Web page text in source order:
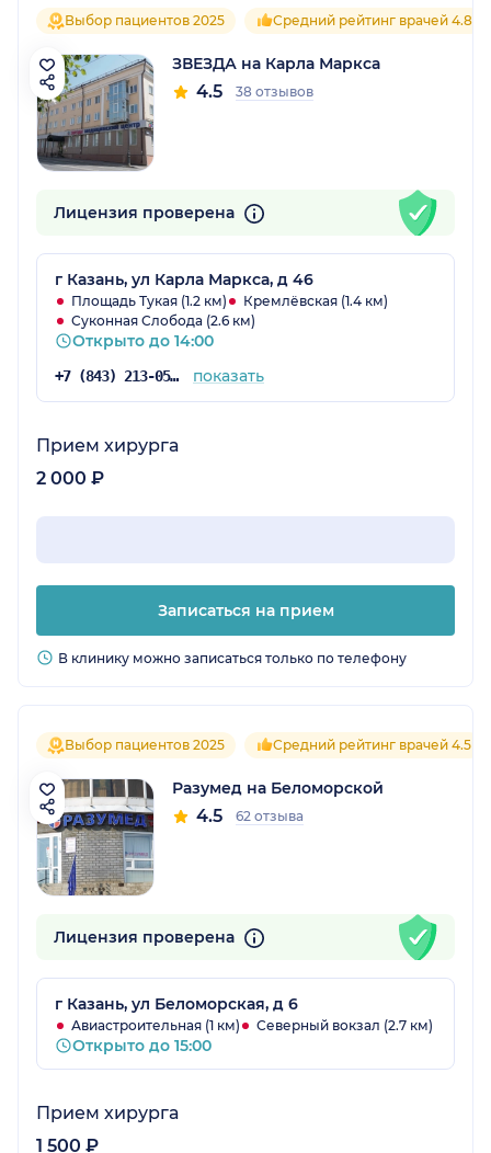
Выбор пациентов 2025 Средний рейтинг врачей 4.8
ЗВЕЗДА на Карла Маркса
4.5 38 отзывов
Лицензия проверена
г Казань, ул Карла Маркса, д 46
Площадь Тукая (1.2 км)
Кремлёвская (1.4 км)
Суконная Слобода (2.6 км)
Открыто до 14:00
+7 (843) 213-05-65 показать
Прием хирурга
2 000 ₽
Записаться на прием
В клинику можно записаться только по телефону
Выбор пациентов 2025 Средний рейтинг врачей 4.5
Разумед на Беломорской
4.5 62 отзыва
Лицензия проверена
г Казань, ул Беломорская, д 6
Авиастроительная (1 км) Северный вокзал (2.7 км)
Открыто до 15:00
Прием хирурга
1 500 ₽